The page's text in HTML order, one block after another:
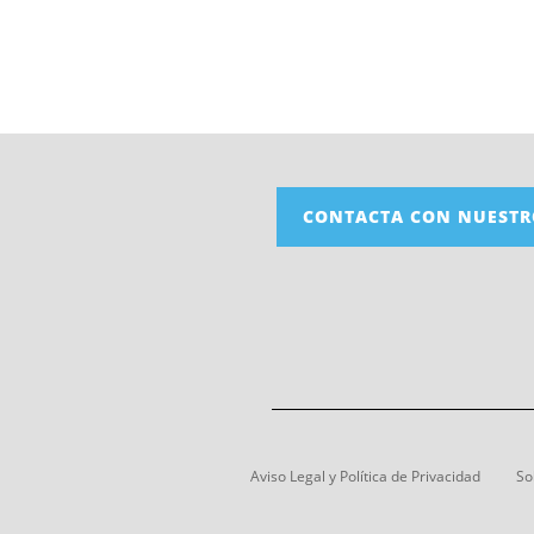
CONTACTA CON
Aviso Legal y Política de Privacidad